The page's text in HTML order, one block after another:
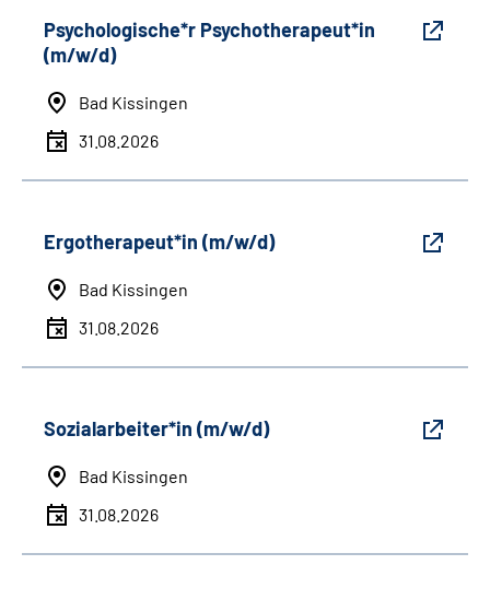
Psychologische*r Psychotherapeut*in
(m/w/d)
Bad Kissingen
31.08.2026
Ergotherapeut*in (m/w/d)
Bad Kissingen
31.08.2026
Sozialarbeiter*in (m/w/d)
Bad Kissingen
31.08.2026